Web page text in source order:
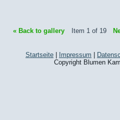
« Back to gallery Item 1 of 19
Startseite Impressum
Copyright Blumen